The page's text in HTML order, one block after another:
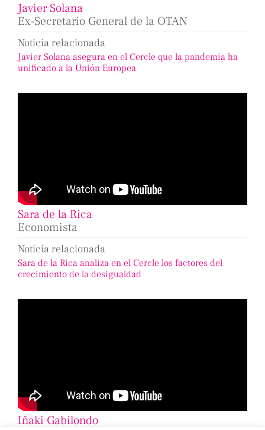
Javier Solana
Ex-Secretario General de la OTAN
Noticia relacionada
Javier Solana asegura en el Cercle que la pandemia ha
unificado a la Unión Europea
Sara de la Rica
Economista
Noticia relacionada
Sara de la Rica analiza en el Cercle los factores del
crecimiento de la desigualdad
Iñaki Gabilondo